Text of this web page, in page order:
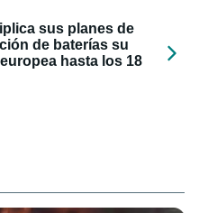
sus planes de
de baterías su
hasta los 18